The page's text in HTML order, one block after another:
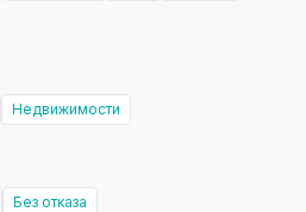
Недвижимости
Без отказа